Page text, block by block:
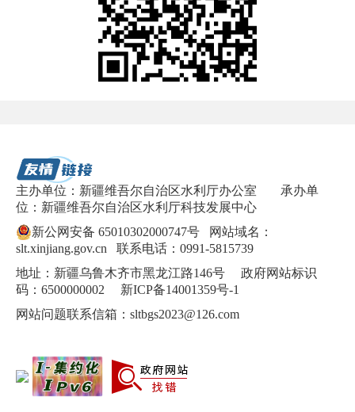
主办单位：新疆维吾尔自治区水利厅办公室
承办单
位：新疆维吾尔自治区水利厅科技发展中心
新公网安备 65010302000747号 网站域名：
slt.xinjiang.gov.cn 联系电话：0991-5815739
地址：新疆乌鲁木齐市黑龙江路146号 政府网站标识
码：6500000002
新ICP备14001359号-1
网站问题联系信箱：sltbgs2023@126.com